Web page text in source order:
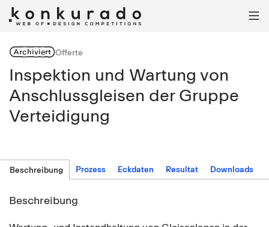

ArchiviertOfferte
Inspektion und Wartung von
Anschlussgleisen der Gruppe
Verteidigung
Beschreibung Prozess Eckdaten Resultat Downloads
Beschreibung